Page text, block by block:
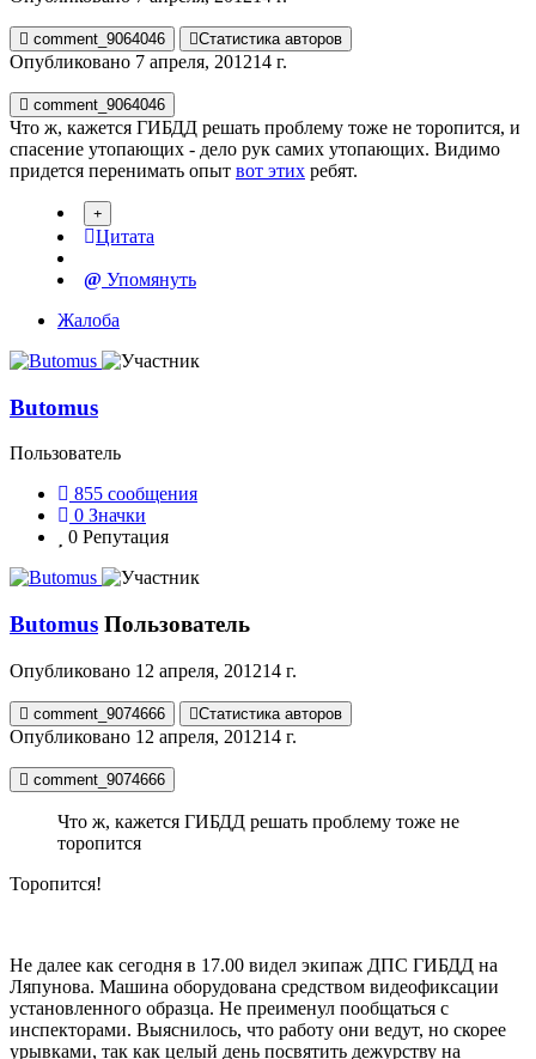
comment_9064046 Статистика авторов
Опубликовано 7 апреля, 201214 г.
comment_9064046
Что ж, кажется ГИБДД решать проблему тоже не торопится, и
спасение утопающих - дело рук самих утопающих. Видимо
придется перенимать опыт вот этих ребят.
Цитата
Упомянуть
Жалоба
Butomus
Пользователь
855 сообщения
0 Значки
0 Репутация
Butomus Пользователь
Опубликовано 12 апреля, 201214 г.
comment_9074666 Статистика авторов
Опубликовано 12 апреля, 201214 г.
comment_9074666
Что ж, кажется ГИБДД решать проблему тоже не
торопится
Торопится!
Не далее как сегодня в 17.00 видел экипаж ДПС ГИБДД на
Ляпунова. Машина оборудована средством видеофиксации
установленного образца. Не преименул пообщаться с
инспекторами. Выяснилось, что работу они ведут, но скорее
урывками, так как целый день посвятить дежурству на